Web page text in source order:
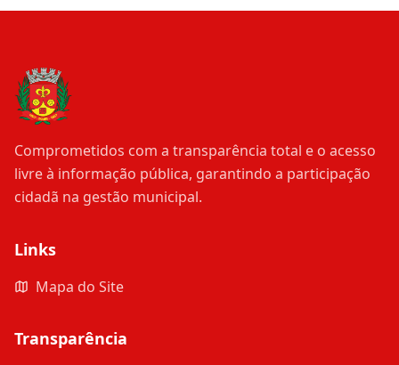
Comprometidos com a transparência total e o acesso
livre à informação pública, garantindo a participação
cidadã na gestão municipal.
Links
Mapa do Site
Transparência